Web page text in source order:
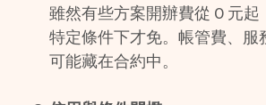
雖然有些方案開辦費從 0 元起
特定條件下才免。帳管費、服
可能藏在合約中。